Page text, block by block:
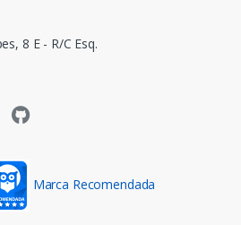
8 E - R/C Esq.
Marca Recomendada